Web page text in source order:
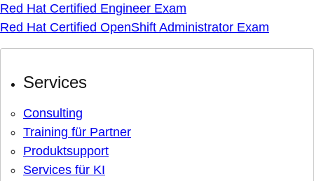
Red Hat Certified Engineer Exam
Red Hat Certified OpenShift Administrator Exam
Services
Consulting
Training für Partner
Produktsupport
Services für KI